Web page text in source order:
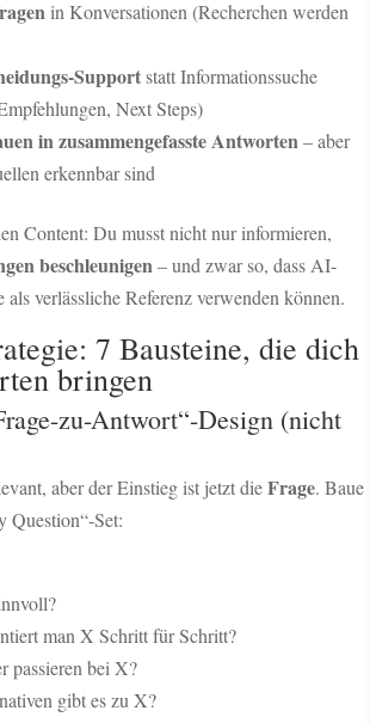
in Konversationen (Recherchen werden
Supportstatt Informationssuche
Next Steps)
in zusammengefasste Antworten– aber
erkennbar sind
Content: Du musst nicht nur informieren,
beschleunigen– und zwar so, dass AI-
als verlässliche Referenz verwenden können.
7 Bausteine, die dich
bringen
zu-Antwort“-Design (nicht
aber der Einstieg ist jetzt dieFrage. Baue
Question“-Set:
man X Schritt für Schritt?
passieren bei X?
gibt es zu X?